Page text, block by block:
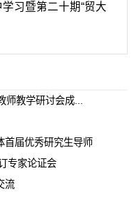
习暨第二十期“贸大
教学研讨会成...
首届优秀研究生导师
专家论证会
流